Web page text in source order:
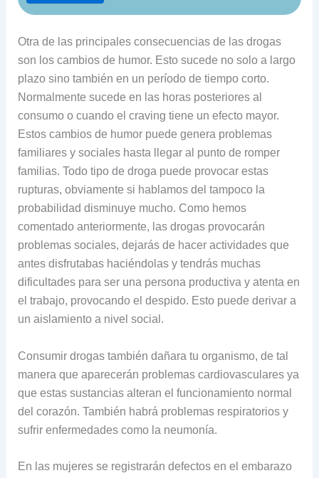
Otra de las principales consecuencias de las drogas
son los cambios de humor. Esto sucede no solo a largo
plazo sino también en un período de tiempo corto.
Normalmente sucede en las horas posteriores al
consumo o cuando el craving tiene un efecto mayor.
Estos cambios de humor puede genera problemas
familiares y sociales hasta llegar al punto de romper
familias. Todo tipo de droga puede provocar estas
rupturas, obviamente si hablamos del tampoco la
probabilidad disminuye mucho. Como hemos
comentado anteriormente, las drogas provocarán
problemas sociales, dejarás de hacer actividades que
antes disfrutabas haciéndolas y tendrás muchas
dificultades para ser una persona productiva y atenta en
el trabajo, provocando el despido. Esto puede derivar a
un aislamiento a nivel social.
Consumir drogas también dañara tu organismo, de tal
manera que aparecerán problemas cardiovasculares ya
que estas sustancias alteran el funcionamiento normal
del corazón. También habrá problemas respiratorios y
sufrir enfermedades como la neumonía.
En las mujeres se registrarán defectos en el embarazo